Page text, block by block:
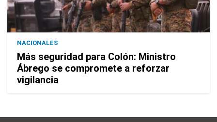
NACIONALES
Más seguridad para Colón: Ministro
Ábrego se compromete a reforzar
vigilancia